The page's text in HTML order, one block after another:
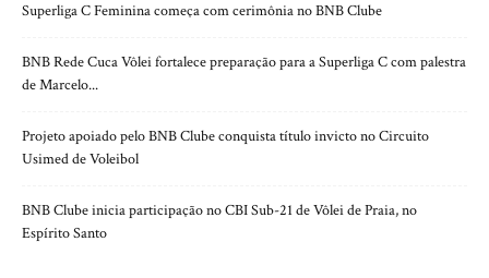
Superliga C Feminina começa com cerimônia no BNB Clube
BNB Rede Cuca Vôlei fortalece preparação para a Superliga C com palestra
de Marcelo...
Projeto apoiado pelo BNB Clube conquista título invicto no Circuito
Usimed de Voleibol
BNB Clube inicia participação no CBI Sub-21 de Vôlei de Praia, no
Espírito Santo